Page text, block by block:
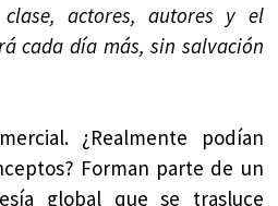
actores, autores y el
cada día más, sin salvación
¿Realmente podían
Forman parte de un
global que se trasluce